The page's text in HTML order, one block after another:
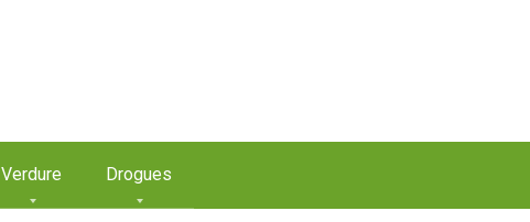
Verdure Drogues